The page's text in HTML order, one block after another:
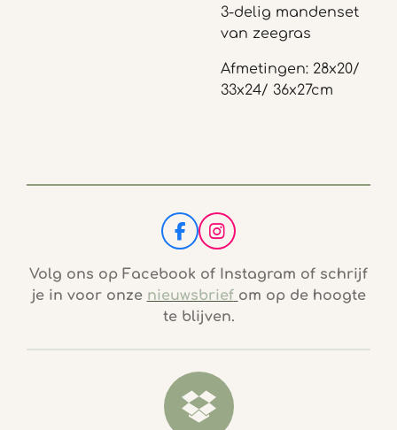
3-delig mandenset
van zeegras
Afmetingen: 28x20/
33x24/ 36x27cm
F
a
c
b
o
k
I
n
s
t
a
g
a
Volg ons op Facebook of Instagram of schrijf
je in voor onze nieuwsbrief om op de hoogte
te blijven.